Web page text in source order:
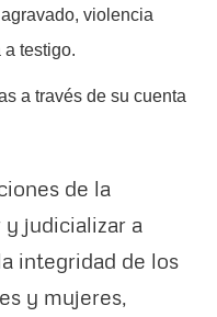
violencia
testigo.
a través de su cuenta
de la
y judicializar a
integridad de los
y mujeres,